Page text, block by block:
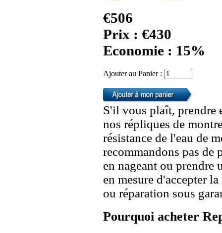
€506
Prix : €430
Economie : 15%
Ajouter au Panier :
S'il vous plaît, prendre
nos répliques de
résistance de l'eau de
recommandons pas de
en nageant ou prendre
en mesure d'accepter
ou réparation sous
Pourquoi acheter